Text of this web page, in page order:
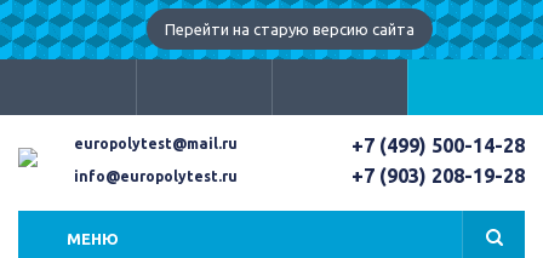
Перейти на старую версию сайта
europolytest@mail.ru
info@europolytest.ru
+7 (499) 500-14-28
+7 (903) 208-19-28
МЕНЮ